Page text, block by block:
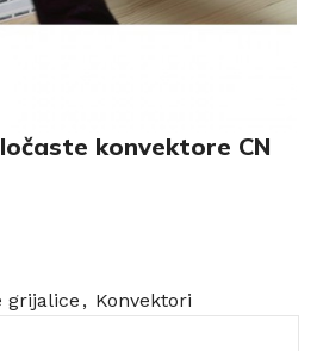
konvektore CN
grijalice , Konvektori